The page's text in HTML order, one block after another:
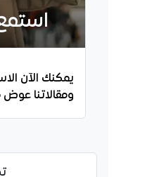
يمكنك الآن
ومقالاتنا عوض